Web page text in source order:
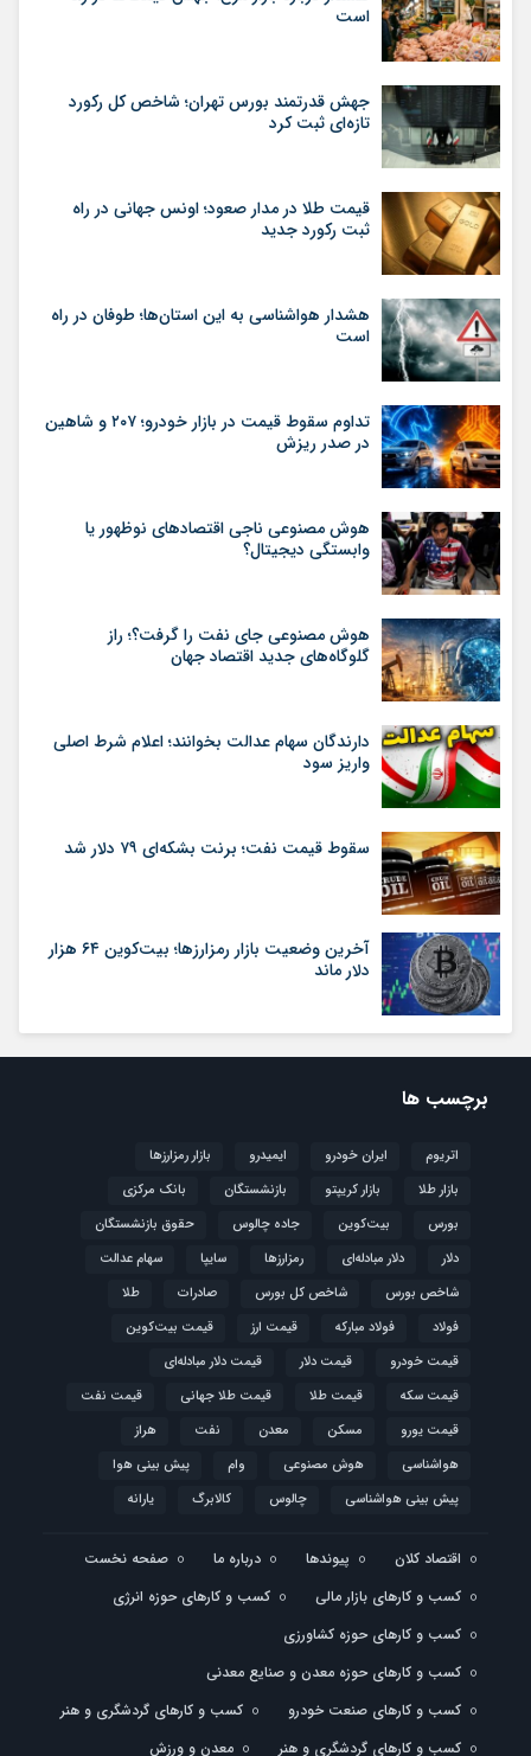
است
جهش قدرتمند بورس تهران؛ شاخص کل رکورد
تازه‌ای ثبت کرد
قیمت طلا در مدار صعود؛ اونس جهانی در راه
ثبت رکورد جدید
هشدار هواشناسی به این استان‌ها؛ طوفان در راه
است
تداوم سقوط قیمت در بازار خودرو؛ ۲۰۷ و شاهین
در صدر ریزش
هوش مصنوعی ناجی اقتصادهای نوظهور یا
وابستگی دیجیتال؟
هوش مصنوعی جای نفت را گرفت؟؛ راز
گلوگاه‌های جدید اقتصاد جهان
دارندگان سهام عدالت بخوانند؛ اعلام شرط اصلی
واریز سود
سقوط قیمت نفت؛ برنت بشکه‌ای ۷۹ دلار شد
آخرین وضعیت بازار رمزارزها؛ بیت‌کوین ۶۴ هزار
دلار ماند
برچسب ها
اتریوم ایران خودرو ایمیدرو
بازار رمزارزها
بازار طلا
بازار کریپتو بازنشستگان
بانک مرکزی
بورس
بیت‌کوین جاده چالوس
حقوق بازنشستگان
دلار
دلار مبادله‌ای رمزارزها سایپا
سهام عدالت
شاخص بورس
شاخص کل بورس صادرات
طلا
فولاد
فولاد مبارکه قیمت ارز
قیمت بیت‌کوین
قیمت خودرو
قیمت دلار
قیمت دلار مبادله‌ای
قیمت سکه
قیمت طلا قیمت طلا جهانی
قیمت نفت
قیمت یورو
مسکن معدن نفت
هراز
هواشناسی
هوش مصنوعی وام
پیش بینی هوا
پیش بینی هواشناسی
چالوس کالابرگ یارانه
اقتصاد کلان پیوندها درباره ما
صفحه نخست
کسب و کارهای بازار مالی
کسب و کارهای حوزه انرژی
کسب و کارهای حوزه کشاورزی
کسب و کارهای حوزه معدن و صنایع معدنی
کسب و کارهای صنعت خودرو
کسب و کارهای گردشگری و هنر
کسب و کارهای گردشگری و هنر
معدن و ورزش